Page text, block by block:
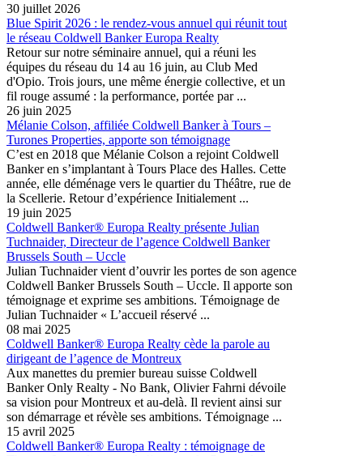
30 juillet 2026
Blue Spirit 2026 : le rendez-vous annuel qui réunit tout
le réseau Coldwell Banker Europa Realty
Retour sur notre séminaire annuel, qui a réuni les
équipes du réseau du 14 au 16 juin, au Club Med
d'Opio. Trois jours, une même énergie collective, et un
fil rouge assumé : la performance, portée par ...
26 juin 2025
Mélanie Colson, affiliée Coldwell Banker à Tours –
Turones Properties, apporte son témoignage
C’est en 2018 que Mélanie Colson a rejoint Coldwell
Banker en s’implantant à Tours Place des Halles. Cette
année, elle déménage vers le quartier du Théâtre, rue de
la Scellerie. Retour d’expérience Initialement ...
19 juin 2025
Coldwell Banker® Europa Realty présente Julian
Tuchnaider, Directeur de l’agence Coldwell Banker
Brussels South – Uccle
Julian Tuchnaider vient d’ouvrir les portes de son agence
Coldwell Banker Brussels South – Uccle. Il apporte son
témoignage et exprime ses ambitions. Témoignage de
Julian Tuchnaider « L’accueil réservé ...
08 mai 2025
Coldwell Banker® Europa Realty cède la parole au
dirigeant de l’agence de Montreux
Aux manettes du premier bureau suisse Coldwell
Banker Only Realty - No Bank, Olivier Fahrni dévoile
sa vision pour Montreux et au-delà. Il revient ainsi sur
son démarrage et révèle ses ambitions. Témoignage ...
15 avril 2025
Coldwell Banker® Europa Realty : témoignage de